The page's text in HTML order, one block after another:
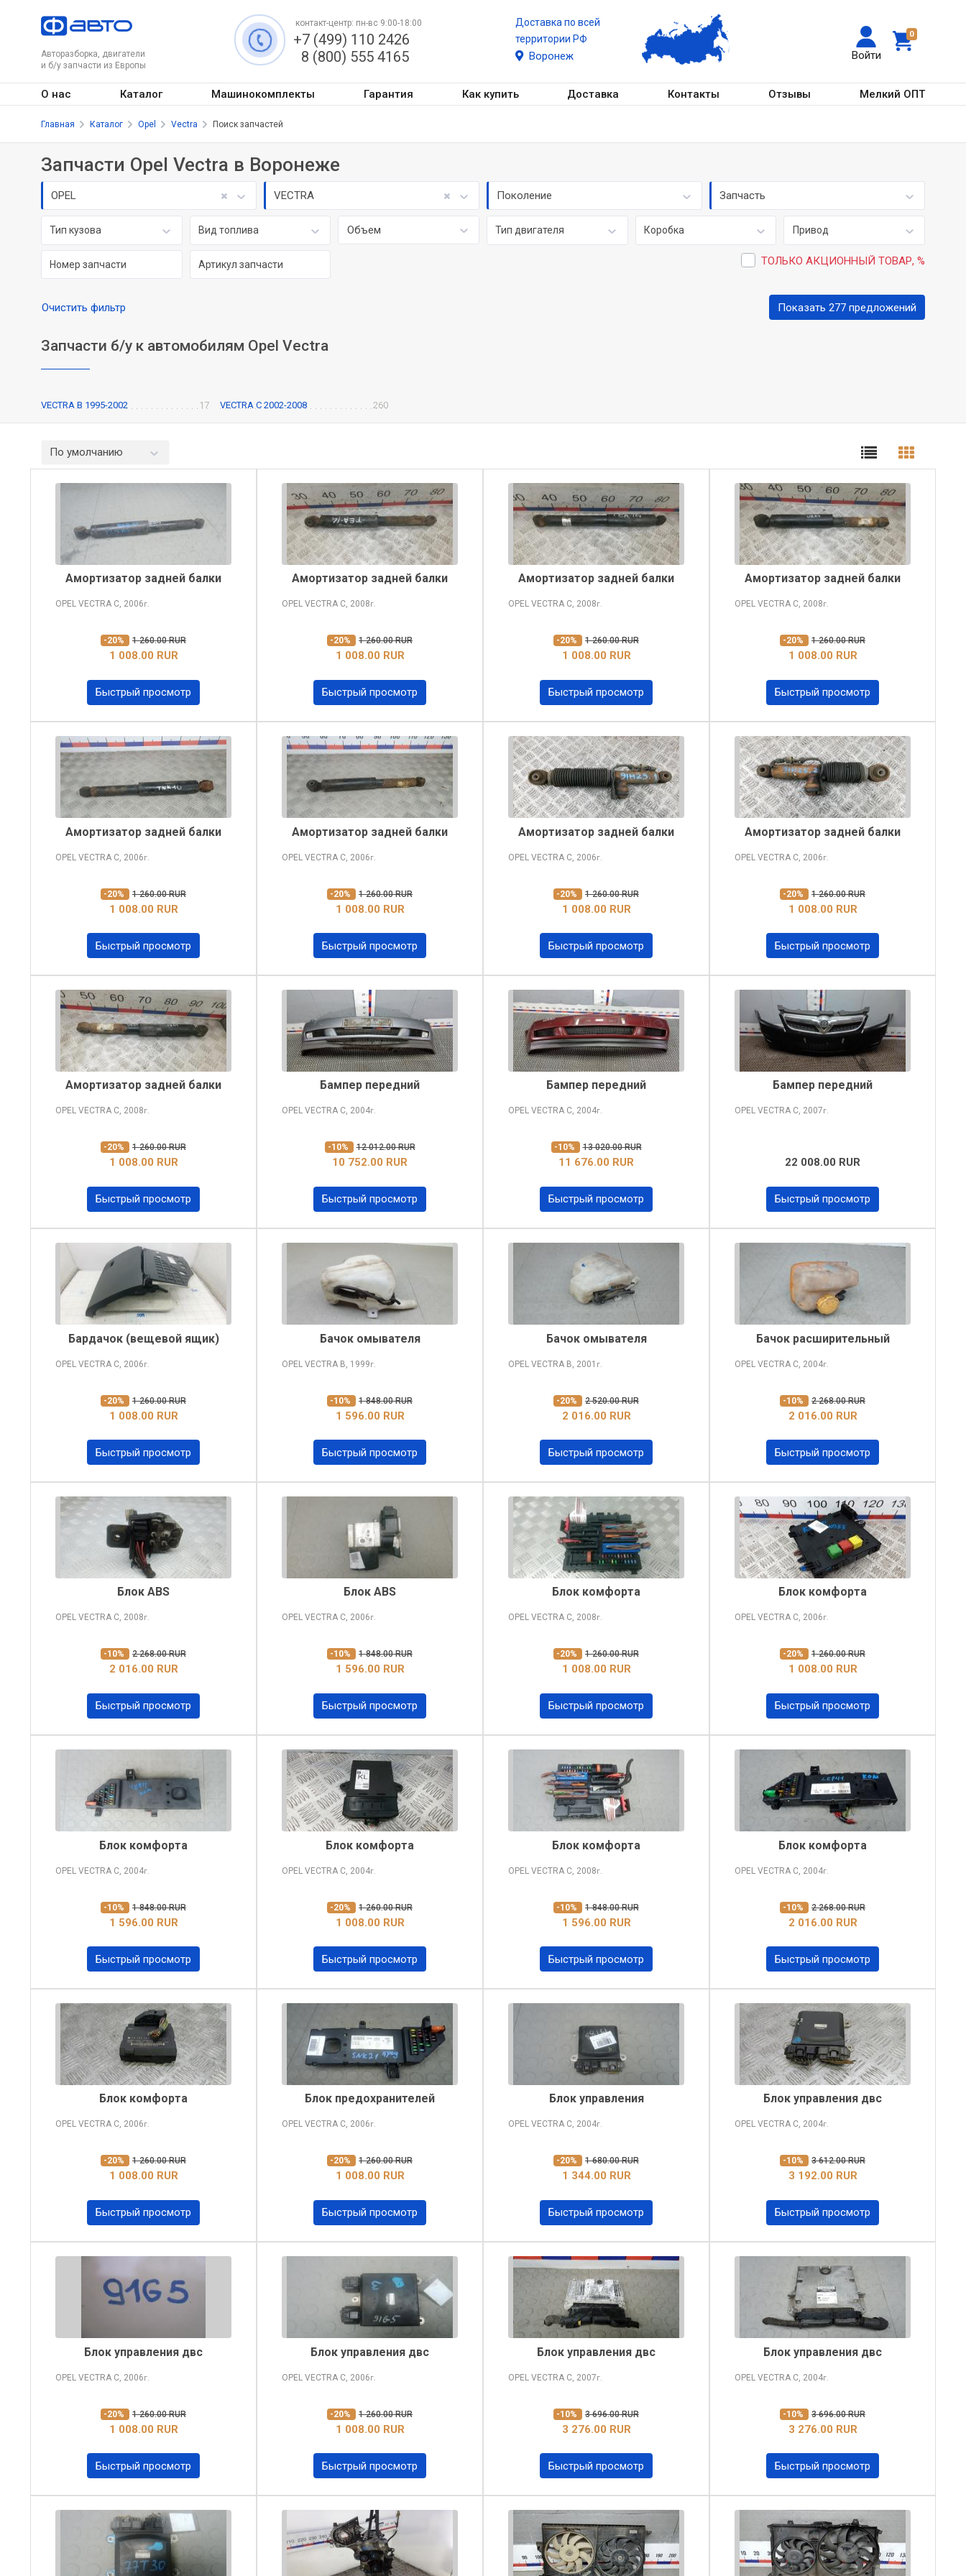
Авторазборка, двигатели
и б/у запчасти из Европы
0
Войти
контакт-центр: пн-вс 9:00-18:00
+7 (499) 110 2426
8 (800) 555 4165
Доставка по всей
территории РФ
Воронеж
О нас Каталог Машинокомплекты Гарантия Как купить Доставка Контакты Отзывы Мелкий ОПТ
Главная Каталог Opel Vectra Поиск запчастей
Запчасти Opel Vectra в Воронеже
OPEL VECTRA Поколение Запчасть
Тип кузова Вид топлива Объем Тип двигателя Коробка Привод
ТОЛЬКО АКЦИОННЫЙ ТОВАР, %
Очистить фильтр Показать 277 предложений
Запчасти б/у к автомобилям Opel Vectra
VECTRA B 1995-2002 17 VECTRA C 2002-2008 260
По умолчанию
Амортизатор задней балки
OPEL VECTRA C, 2006г.
-20% 1 260.00 RUR
1 008.00 RUR
Быстрый просмотр
Амортизатор задней балки
OPEL VECTRA C, 2008г.
-20% 1 260.00 RUR
1 008.00 RUR
Быстрый просмотр
Амортизатор задней балки
OPEL VECTRA C, 2008г.
-20% 1 260.00 RUR
1 008.00 RUR
Быстрый просмотр
Амортизатор задней балки
OPEL VECTRA C, 2008г.
-20% 1 260.00 RUR
1 008.00 RUR
Быстрый просмотр
Амортизатор задней балки
OPEL VECTRA C, 2006г.
-20% 1 260.00 RUR
1 008.00 RUR
Быстрый просмотр
Амортизатор задней балки
OPEL VECTRA C, 2006г.
-20% 1 260.00 RUR
1 008.00 RUR
Быстрый просмотр
Амортизатор задней балки
OPEL VECTRA C, 2006г.
-20% 1 260.00 RUR
1 008.00 RUR
Быстрый просмотр
Амортизатор задней балки
OPEL VECTRA C, 2006г.
-20% 1 260.00 RUR
1 008.00 RUR
Быстрый просмотр
Амортизатор задней балки
OPEL VECTRA C, 2008г.
-20% 1 260.00 RUR
1 008.00 RUR
Быстрый просмотр
Бампер передний
OPEL VECTRA C, 2004г.
-10% 12 012.00 RUR
10 752.00 RUR
Быстрый просмотр
Бампер передний
OPEL VECTRA C, 2004г.
-10% 13 020.00 RUR
11 676.00 RUR
Быстрый просмотр
Бампер передний
OPEL VECTRA C, 2007г.
22 008.00 RUR
Быстрый просмотр
Бардачок (вещевой ящик)
OPEL VECTRA C, 2006г.
-20% 1 260.00 RUR
1 008.00 RUR
Быстрый просмотр
Бачок омывателя
OPEL VECTRA B, 1999г.
-10% 1 848.00 RUR
1 596.00 RUR
Быстрый просмотр
Бачок омывателя
OPEL VECTRA B, 2001 г.
-20% 2 520.00 RUR
2 016.00 RUR
Быстрый просмотр
Бачок расширительный
OPEL VECTRA C, 2004г.
-10% 2 268.00 RUR
2 016.00 RUR
Быстрый просмотр
Блок ABS
OPEL VECTRA C, 2008г.
-10% 2 268.00 RUR
2 016.00 RUR
Быстрый просмотр
Блок ABS
OPEL VECTRA C, 2006г.
-10% 1 848.00 RUR
1 596.00 RUR
Быстрый просмотр
Блок комфорта
OPEL VECTRA C, 2008г.
-20% 1 260.00 RUR
1 008.00 RUR
Быстрый просмотр
Блок комфорта
OPEL VECTRA C, 2006г.
-20% 1 260.00 RUR
1 008.00 RUR
Быстрый просмотр
Блок комфорта
OPEL VECTRA C, 2004г.
-10% 1 848.00 RUR
1 596.00 RUR
Быстрый просмотр
Блок комфорта
OPEL VECTRA C, 2004г.
-20% 1 260.00 RUR
1 008.00 RUR
Быстрый просмотр
Блок комфорта
OPEL VECTRA C, 2008г.
-10% 1 848.00 RUR
1 596.00 RUR
Быстрый просмотр
Блок комфорта
OPEL VECTRA C, 2004г.
-10% 2 268.00 RUR
2 016.00 RUR
Быстрый просмотр
Блок комфорта
OPEL VECTRA C, 2006г.
-20% 1 260.00 RUR
1 008.00 RUR
Быстрый просмотр
Блок предохранителей
OPEL VECTRA C, 2006г.
-20% 1 260.00 RUR
1 008.00 RUR
Быстрый просмотр
Блок управления
OPEL VECTRA C, 2004г.
-20% 1 680.00 RUR
1 344.00 RUR
Быстрый просмотр
Блок управления двс
OPEL VECTRA C, 2004г.
-10% 3 612.00 RUR
3 192.00 RUR
Быстрый просмотр
Блок управления двс
OPEL VECTRA C, 2006г.
-20% 1 260.00 RUR
1 008.00 RUR
Быстрый просмотр
Блок управления двс
OPEL VECTRA C, 2006г.
-20% 1 260.00 RUR
1 008.00 RUR
Быстрый просмотр
Блок управления двс
OPEL VECTRA C, 2007г.
-10% 3 696.00 RUR
3 276.00 RUR
Быстрый просмотр
Блок управления двс
OPEL VECTRA C, 2004г.
-10% 3 696.00 RUR
3 276.00 RUR
Быстрый просмотр